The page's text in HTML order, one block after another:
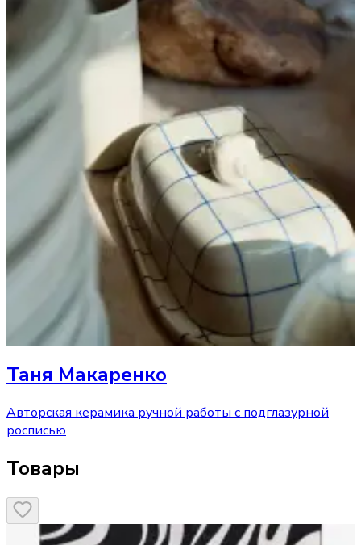
Таня Макаренко
Авторская керамика ручной работы с подглазурной
росписью
Товары